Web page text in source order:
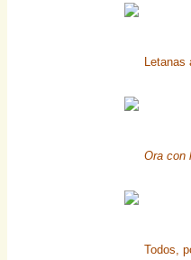
Letanas
Ora con
Todos,